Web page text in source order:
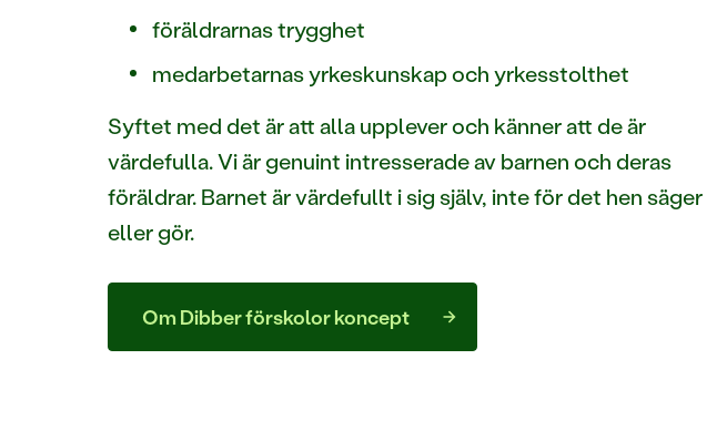
föräldrarnas trygghet
medarbetarnas yrkeskunskap och yrkesstolthet
Syftet med det är att alla upplever och känner att de är
värdefulla. Vi är genuint intresserade av barnen och deras
föräldrar. Barnet är värdefullt i sig själv, inte för det hen säger
eller gör.
Om Dibber förskolor koncept